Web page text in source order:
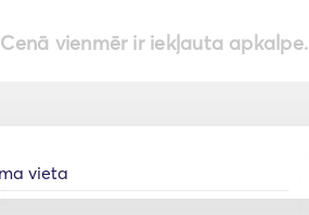
| Cenā vienmēr ir iekļauta apkalpe.